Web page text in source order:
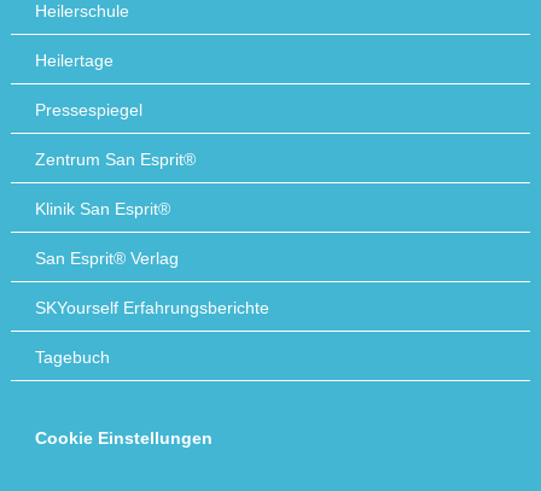
Heilerschule
Heilertage
Pressespiegel
Zentrum San Esprit®
Klinik San Esprit®
San Esprit® Verlag
SKYourself Erfahrungsberichte
Tagebuch
Cookie Einstellungen